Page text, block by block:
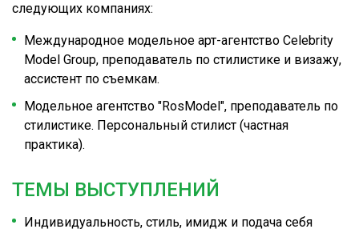
следующих компаниях:
Международное модельное арт-агентство Celebrity
Model Group, преподаватель по стилистике и визажу,
ассистент по съемкам.
Модельное агентство "RosModel", преподаватель по
стилистике. Персональный стилист (частная
практика).
ТЕМЫ ВЫСТУПЛЕНИЙ
Индивидуальность, стиль, имидж и подача себя